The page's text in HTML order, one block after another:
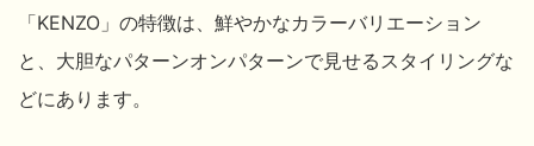
「KENZO」の特徴は、鮮やかなカラーバリエーション
と、大胆なパターンオンパターンで見せるスタイリングな
どにあります。